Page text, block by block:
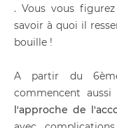
. Vous vous
savoir à quoi il
bouille !
A partir du
commencent
l'approche de